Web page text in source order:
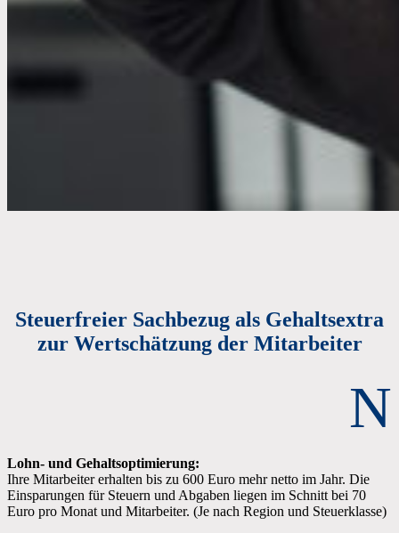
Steuerfreier Sachbezug als Gehaltsextra
zur Wertschätzung der Mitarbeiter
N
Lohn- und Gehaltsoptimierung:
Ihre Mitarbeiter erhalten bis zu 600 Euro mehr netto im Jahr. Die
Einsparungen für Steuern und Abgaben liegen im Schnitt bei 70
Euro pro Monat und Mitarbeiter. (Je nach Region und Steuerklasse)